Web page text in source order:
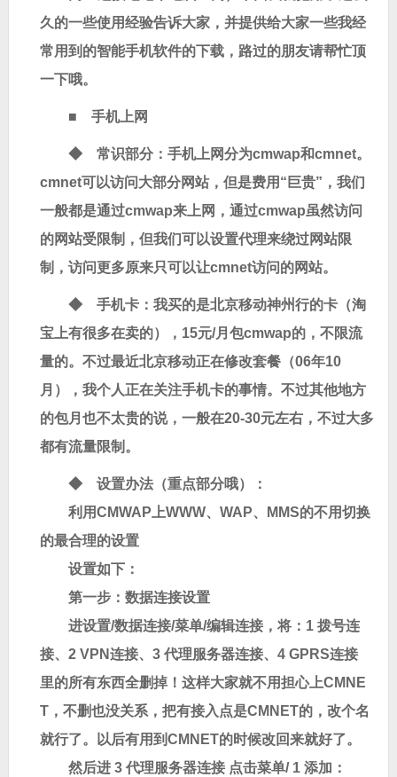
久的一些使用经验告诉大家，并提供给大家一些我经
常用到的智能手机软件的下载，路过的朋友请帮忙顶
一下哦。
■ 手机上网
◆ 常识部分：手机上网分为cmwap和cmnet。
cmnet可以访问大部分网站，但是费用“巨贵”，我们
一般都是通过cmwap来上网，通过cmwap虽然访问
的网站受限制，但我们可以设置代理来绕过网站限
制，访问更多原来只可以让cmnet访问的网站。
◆ 手机卡：我买的是北京移动神州行的卡（淘
宝上有很多在卖的），15元/月包cmwap的，不限流
量的。不过最近北京移动正在修改套餐（06年10
月），我个人正在关注手机卡的事情。不过其他地方
的包月也不太贵的说，一般在20-30元左右，不过大多
都有流量限制。
◆ 设置办法（重点部分哦）：
利用CMWAP上WWW、WAP、MMS的不用切换
的最合理的设置
设置如下：
第一步：数据连接设置
进设置/数据连接/菜单/编辑连接，将：1 拨号连
接、2 VPN连接、3 代理服务器连接、4 GPRS连接
里的所有东西全删掉！这样大家就不用担心上CMNE
T，不删也没关系，把有接入点是CMNET的，改个名
就行了。以后有用到CMNET的时候改回来就好了。
然后进 3 代理服务器连接 点击菜单/ 1 添加：